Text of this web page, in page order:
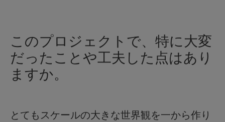
このプロジェクトで、特に大変
だったことや工夫した点はあり
ますか。
とてもスケールの大きな世界観を一から作り